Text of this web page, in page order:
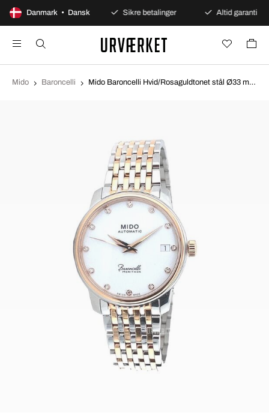
Danmark • Dansk
100 dages åbent køb Sikre betalinger Altid garanti
Mido Baroncelli Mido Baroncelli Hvid/Rosaguldtonet stål Ø33 mm M027.207.22.016.00